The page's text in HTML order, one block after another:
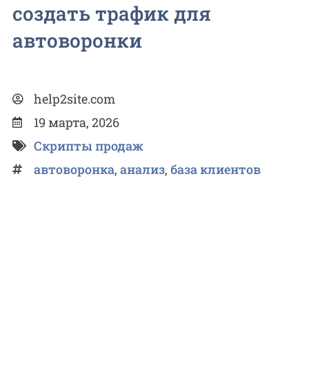
создать трафик для
автоворонки
help2site.com
19 марта, 2026
Скрипты продаж
автоворонка, анализ, база клиентов